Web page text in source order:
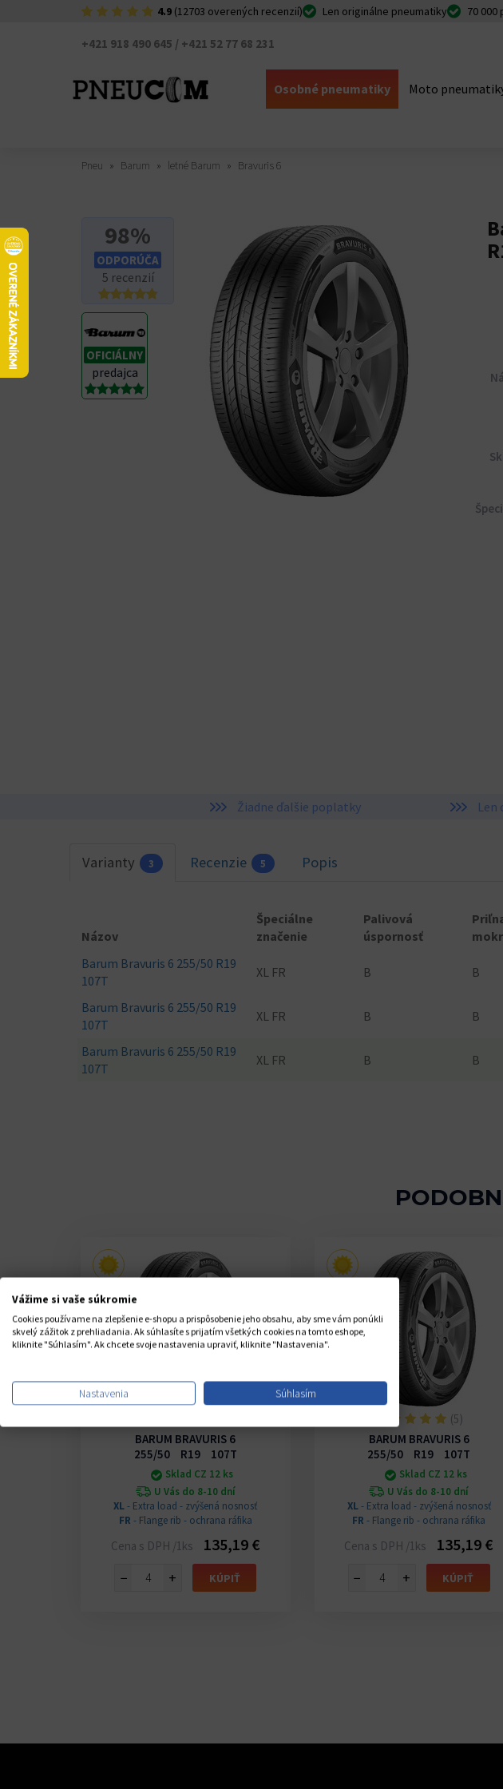
4.9 (12703 overených recenzií) Len originálne pneumatiky 70 000
+421 918 490 645 / +421 52 77 68 231
Osobné pneumatiky Moto
Pneu Barum letné Barum Bravuris 6
98%
ODPORÚČA
5 recenzií
OFICIÁLNY
predajca
Žiadne ďalšie poplatky Len
Varianty 3 Recenzie 5 Popis
Názov
Špeciálne
značenie
Palivová
úspornosť
Barum Bravuris 6 255/50 R19
107T
XL FR B B
Barum Bravuris 6 255/50 R19
107T
XL FR B B
Barum Bravuris 6 255/50 R19
107T
XL FR B B
BARUM BRAVURIS 6
255/50 R19 107T
Sklad CZ 12 ks
U Vás do 8-10 dní
XL- Extra load - zvýšená nosnosť
FR - Flange rib - ochrana ráfika
Cena s DPH /1ks 135,19 €
− + KÚPIŤ
(5)
BARUM BRAVURIS 6
255/50 R19 107T
Sklad CZ 12 ks
U Vás do 8-10 dní
XL- Extra load - zvýšená nosnosť
FR - Flange rib - ochrana ráfika
Cena s DPH /1ks 135,19 €
− + KÚPIŤ
Vážime si vaše súkromie
Cookies používame na zlepšenie e-shopu a prispôsobenie jeho obsahu, aby sme vám ponúkli
skvelý zážitok z prehliadania. Ak súhlasíte s prijatím všetkých cookies na tomto eshope,
kliknite "Súhlasím". Ak chcete svoje nastavenia upraviť, kliknite "Nastavenia".
Nastavenia Súhlasím